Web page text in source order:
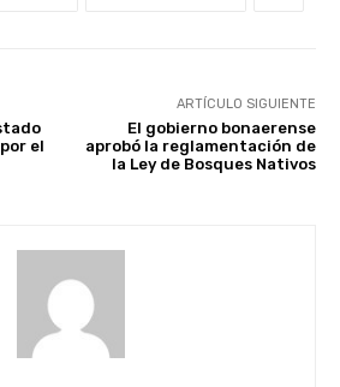
el
ARTÍCULO SIGUIENTE
El gobierno bonaerense
aprobó la reglamentación de
la Ley de Bosques Nativos